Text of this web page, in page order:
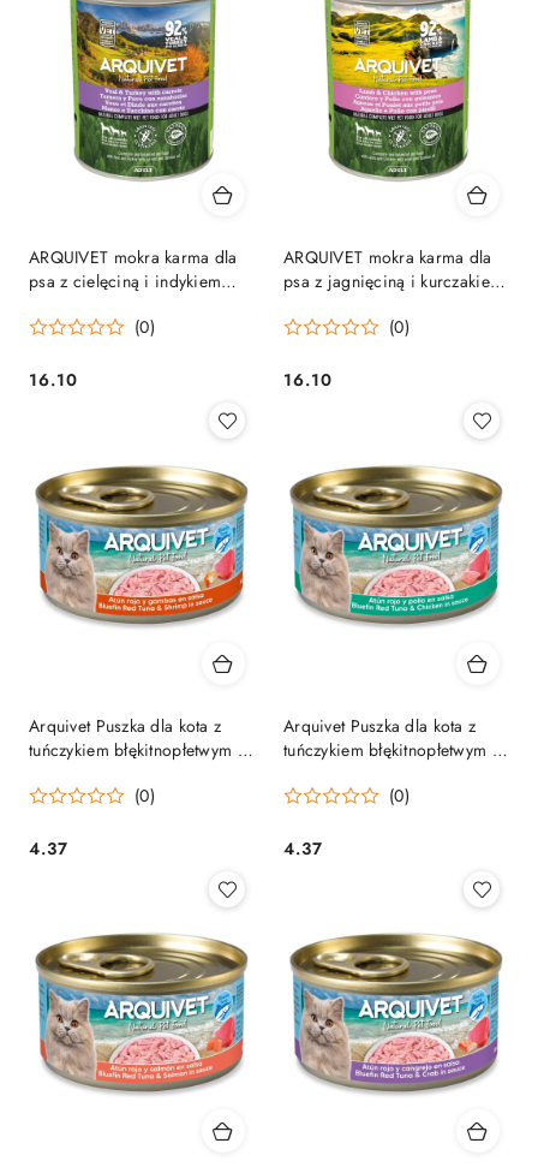
ARQUIVET mokra karma dla
psa z cielęciną i indykiem
(0)
Cena:
16.10
ARQUIVET mokra karma dla
psa z jagnięciną i kurczakiem
(0)
Cena:
16.10
Arquivet Puszka dla kota z
tuńczykiem błękitnopłetwym i
(0)
Cena:
4.37
Arquivet Puszka dla kota z
tuńczykiem błękitnopłetwym i
(0)
Cena:
4.37